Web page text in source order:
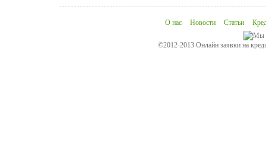
О нас Новости Статьи
©2012-2013 Онлайн заявки на